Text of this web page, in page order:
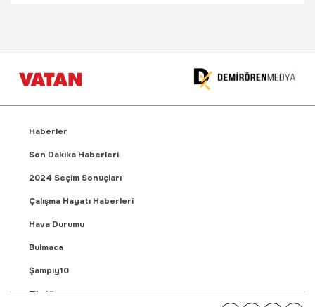
Haberler
Son Dakika Haberleri
2024 Seçim Sonuçları
Çalışma Hayatı Haberleri
Hava Durumu
Bulmaca
Şampiy10
Fikstür